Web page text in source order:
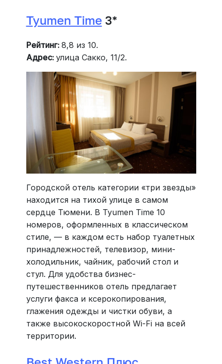
Tyumen Time 3*
Рейтинг: 8,8 из 10.
Адрес: улица Сакко, 11/2.
Городской отель категории «три звезды»
находится на тихой улице в самом
сердце Тюмени. В Tyumen Time 10
номеров, оформленных в классическом
стиле, — в каждом есть набор туалетных
принадлежностей, телевизор, мини-
холодильник, чайник, рабочий стол и
стул. Для удобства бизнес-
путешественников отель предлагает
услуги факса и ксерокопирования,
глажения одежды и чистки обуви, а
также высокоскоростной Wi-Fi на всей
территории.